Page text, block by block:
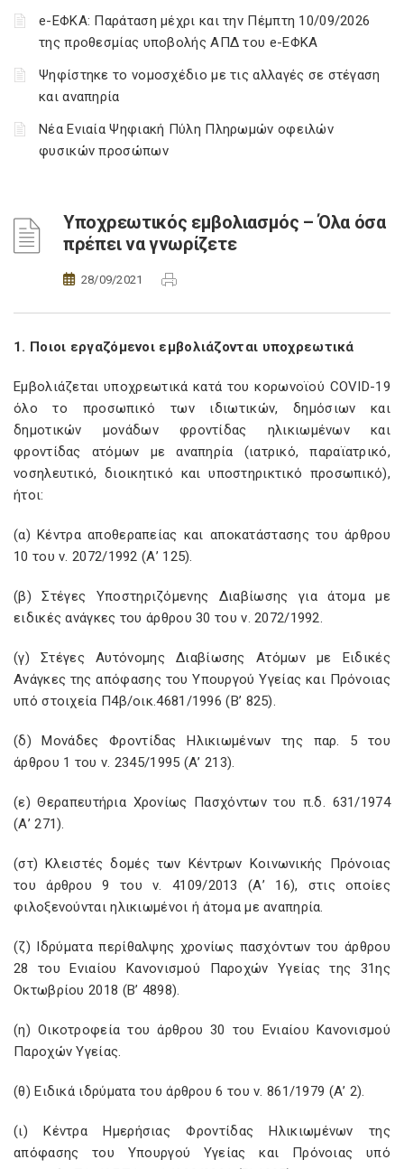
e-ΕΦΚΑ: Παράταση μέχρι και την Πέμπτη 10/09/2026
της προθεσμίας υποβολής ΑΠΔ του e-ΕΦΚΑ
Ψηφίστηκε το νομοσχέδιο με τις αλλαγές σε στέγαση
και αναπηρία
Νέα Ενιαία Ψηφιακή Πύλη Πληρωμών οφειλών
φυσικών προσώπων
Υποχρεωτικός εμβολιασμός – Όλα όσα
πρέπει να γνωρίζετε
28/09/2021
1. Ποιοι εργαζόμενοι εμβολιάζονται υποχρεωτικά
Εμβολιάζεται υποχρεωτικά κατά του κορωνοϊού COVID-19
όλο το προσωπικό των ιδιωτικών, δημόσιων και
δημοτικών μονάδων φροντίδας ηλικιωμένων και
φροντίδας ατόμων με αναπηρία (ιατρικό, παραϊατρικό,
νοσηλευτικό, διοικητικό και υποστηρικτικό προσωπικό),
ήτοι:
(α) Κέντρα αποθεραπείας και αποκατάστασης του άρθρου
10 του ν. 2072/1992 (Α’ 125).
(β) Στέγες Υποστηριζόμενης Διαβίωσης για άτομα με
ειδικές ανάγκες του άρθρου 30 του ν. 2072/1992.
(γ) Στέγες Αυτόνομης Διαβίωσης Ατόμων με Ειδικές
Ανάγκες της απόφασης του Υπουργού Υγείας και Πρόνοιας
υπό στοιχεία Π4β/οικ.4681/1996 (Β’ 825).
(δ) Μονάδες Φροντίδας Ηλικιωμένων της παρ. 5 του
άρθρου 1 του ν. 2345/1995 (Α’ 213).
(ε) Θεραπευτήρια Χρονίως Πασχόντων του π.δ. 631/1974
(Α’ 271).
(στ) Κλειστές δομές των Κέντρων Κοινωνικής Πρόνοιας
του άρθρου 9 του ν. 4109/2013 (Α’ 16), στις οποίες
φιλοξενούνται ηλικιωμένοι ή άτομα με αναπηρία.
(ζ) Ιδρύματα περίθαλψης χρονίως πασχόντων του άρθρου
28 του Ενιαίου Κανονισμού Παροχών Υγείας της 31ης
Οκτωβρίου 2018 (Β’ 4898).
(η) Οικοτροφεία του άρθρου 30 του Ενιαίου Κανονισμού
Παροχών Υγείας.
(θ) Ειδικά ιδρύματα του άρθρου 6 του ν. 861/1979 (Α’ 2).
(ι) Κέντρα Ημερήσιας Φροντίδας Ηλικιωμένων της
απόφασης του Υπουργού Υγείας και Πρόνοιας υπό